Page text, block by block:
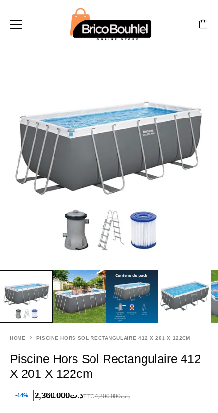
HOME PISCINE HORS SOL RECTANGULAIRE 412 X 201 X 122CM
Piscine Hors Sol Rectangulaire 412
X 201 X 122cm
-44% د.ت4,200.000 د.ت2,360.000 TTC